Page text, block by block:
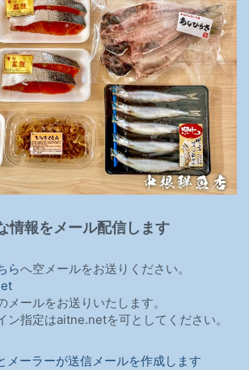
情報をメール配信します
らへ空メールをお送りください。
メールをお送りいたします。
ン指定はaitne.netを可としてください。
メーラーが送信メールを作成します